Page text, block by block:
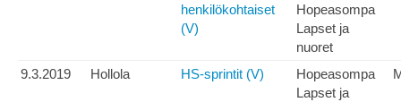
henkilökohtaiset
(V)
Hopeasompa
Lapset ja
nuoret
9.3.2019 Hollola HS-sprintit (V)
Hopeasompa
Lapset ja